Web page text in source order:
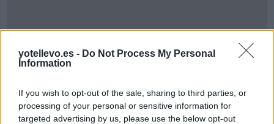
yotellevo.es - Do Not Process My Personal
Information
If you wish to opt-out of the sale, sharing to third parties, or
processing of your personal or sensitive information for
targeted advertising by us, please use the below opt-out